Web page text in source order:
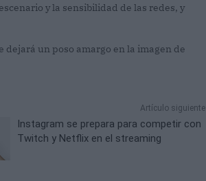
y la sensibilidad de las redes, y
dejará un poso amargo en la imagen de
Artículo siguiente
Instagram se prepara para competir con
Twitch y Netflix en el streaming